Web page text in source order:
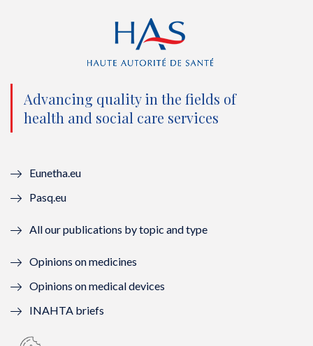
t
t
e
r
u
e
l
c
e
b
o
o
o
e
u
b
e
u
d
Advancing quality in the fields of
health and social care services
Eunetha.eu
Pasq.eu
All our publications by topic and type
Opinions on medicines
Opinions on medical devices
INAHTA briefs